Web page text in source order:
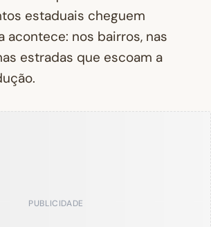
estaduais cheguem
acontece: nos bairros, nas
estradas que escoam a
PUBLICIDADE